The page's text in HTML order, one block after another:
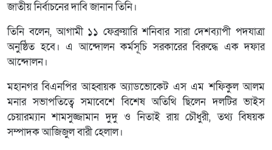
জাতীয় নির্বাচনের দাবি জানান তিনি।
তিনি বলেন, আগামী ১১ ফেব্রুয়ারি শনিবার সারা দেশব্যাপী পদযাত্রা
অনুষ্ঠিত হবে। এ আন্দোলন কর্মসূচি সরকারের বিরুদ্ধে এক দফার
আন্দোলন।
মহানগর বিএনপির আহ্বায়ক অ্যাডভোকেট এস এম শফিকুল আলম
মনার সভাপতিত্বে সমাবেশে বিশেষ অতিথি ছিলেন দলটির ভাইস
চেয়ারম্যান শামসুজ্জামান দুদু ও নিতাই রায় চৌধুরী, তথ্য বিষয়ক
সম্পাদক আজিজুল বারী হেলাল।